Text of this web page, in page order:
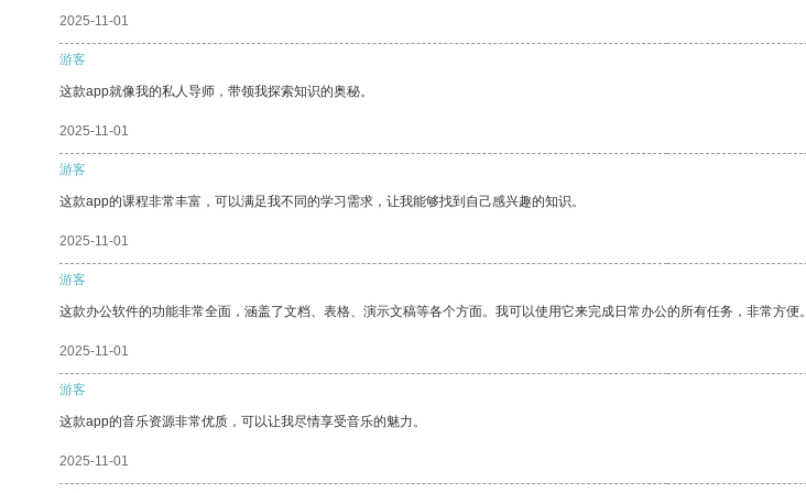
2025-11-01
游客
这款app就像我的私人导师，带领我探索知识的奥秘。
2025-11-01
游客
这款app的课程非常丰富，可以满足我不同的学习需求，让我能够找到自己感兴趣的知识。
2025-11-01
游客
这款办公软件的功能非常全面，涵盖了文档、表格、演示文稿等各个方面。我可以使用它来完成日常办公的所有任务，非常方便。
2025-11-01
游客
这款app的音乐资源非常优质，可以让我尽情享受音乐的魅力。
2025-11-01